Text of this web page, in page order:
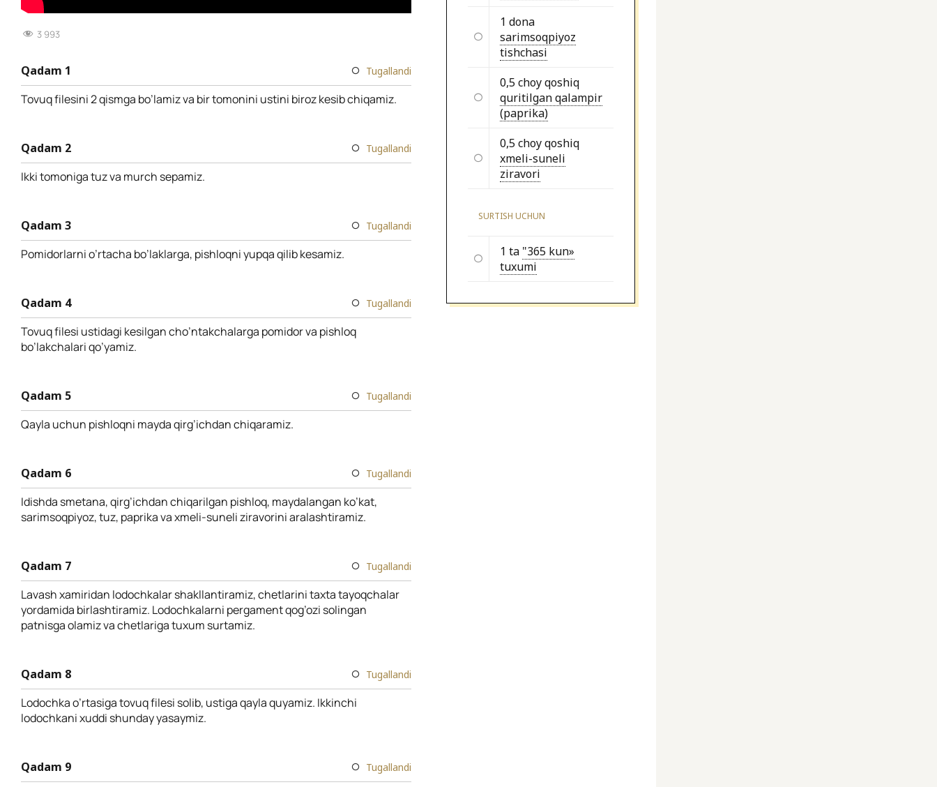
3 993
Qadam 1 Tugallandi
Tovuq filesini 2 qismga bo’lamiz va bir tomonini ustini biroz kesib chiqamiz.
Qadam 2 Tugallandi
Ikki tomoniga tuz va murch sepamiz.
Qadam 3 Tugallandi
Pomidorlarni o’rtacha bo’laklarga, pishloqni yupqa qilib kesamiz.
Qadam 4 Tugallandi
Tovuq filesi ustidagi kesilgan cho’ntakchalarga pomidor va pishloq
bo’lakchalari qo’yamiz.
Qadam 5 Tugallandi
Qayla uchun pishloqni mayda qirg’ichdan chiqaramiz.
Qadam 6 Tugallandi
Idishda smetana, qirg’ichdan chiqarilgan pishloq, maydalangan ko’kat,
sarimsoqpiyoz, tuz, paprika va xmeli-suneli ziravorini aralashtiramiz.
Qadam 7 Tugallandi
Lavash xamiridan lodochkalar shakllantiramiz, chetlarini taxta tayoqchalar
yordamida birlashtiramiz. Lodochkalarni pergament qog’ozi solingan
patnisga olamiz va chetlariga tuxum surtamiz.
Qadam 8 Tugallandi
Lodochka o’rtasiga tovuq filesi solib, ustiga qayla quyamiz. Ikkinchi
lodochkani xuddi shunday yasaymiz.
Qadam 9 Tugallandi
1 dona
sarimsoqpiyoz
tishchasi
0,5 choy qoshiq
quritilgan qalampir
(paprika)
0,5 choy qoshiq
xmeli-suneli
ziravori
SURTISH UCHUN
1 ta "365 kun»
tuxumi